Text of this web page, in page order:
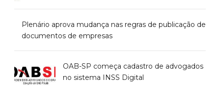
Plenário aprova mudança nas regras de publicação de
documentos de empresas
OAB-SP começa cadastro de advogados
no sistema INSS Digital